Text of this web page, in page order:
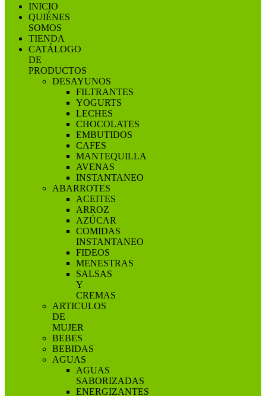
INICIO
QUIÉNES
SOMOS
TIENDA
CATÁLOGO
DE
PRODUCTOS
DESAYUNOS
FILTRANTES
YOGURTS
LECHES
CHOCOLATES
EMBUTIDOS
CAFES
MANTEQUILLA
AVENAS
INSTANTANEO
ABARROTES
ACEITES
ARROZ
AZÚCAR
COMIDAS
INSTANTANEO
FIDEOS
MENESTRAS
SALSAS
Y
CREMAS
ARTICULOS
DE
MUJER
BEBES
BEBIDAS
AGUAS
AGUAS
SABORIZADAS
ENERGIZANTES